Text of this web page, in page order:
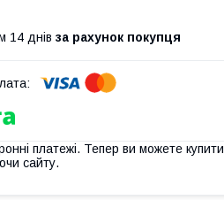
14 днів за рахунок покупця
платежі. Тепер ви можете купити
сайту.